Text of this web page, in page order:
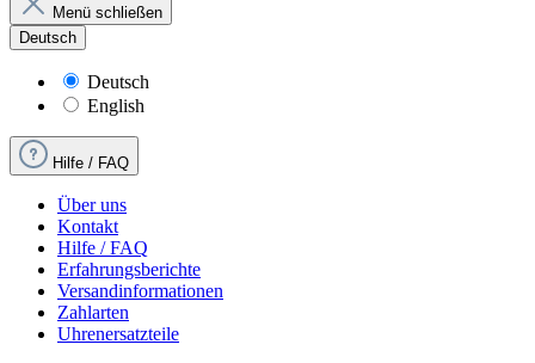
Menü schließen
Deutsch
Deutsch
English
Hilfe / FAQ
Über uns
Kontakt
Hilfe / FAQ
Erfahrungsberichte
Versandinformationen
Zahlarten
Uhrenersatzteile